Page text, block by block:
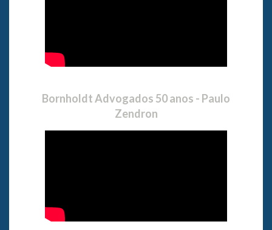
Bornholdt Advogados 50 anos - Paulo
Zendron